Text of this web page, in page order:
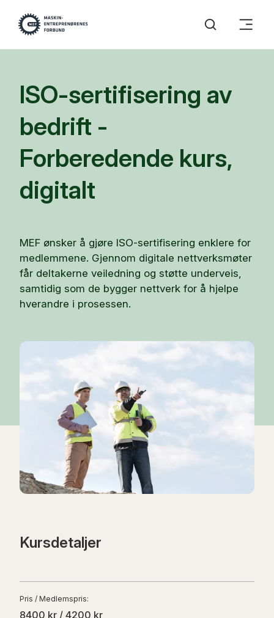
ISO-sertifisering av
bedrift -
Forberedende kurs,
digitalt
MEF ønsker å gjøre ISO-sertifisering enklere for
medlemmene. Gjennom digitale nettverksmøter
får deltakerne veiledning og støtte underveis,
samtidig som de bygger nettverk for å hjelpe
hverandre i prosessen.
Kursdetaljer
Pris / Medlemspris:
8400 kr / 4200 kr